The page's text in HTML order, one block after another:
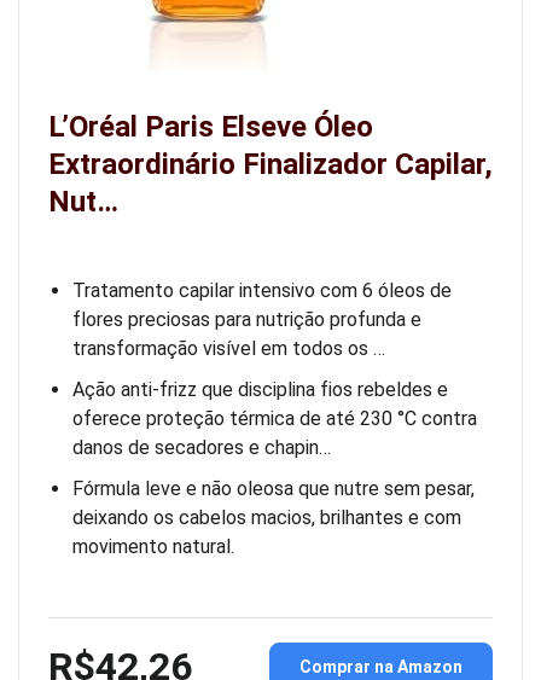
L’Oréal Paris Elseve Óleo
Extraordinário Finalizador Capilar,
Nut…
Tratamento capilar intensivo com 6 óleos de
flores preciosas para nutrição profunda e
transformação visível em todos os …
Ação anti-frizz que disciplina fios rebeldes e
oferece proteção térmica de até 230 °C contra
danos de secadores e chapin…
Fórmula leve e não oleosa que nutre sem pesar,
deixando os cabelos macios, brilhantes e com
movimento natural.
R$42,26 Comprar na Amazon